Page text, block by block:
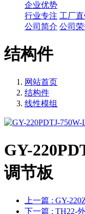
企业优势
行业专注 工厂
公司简介 公司
结构件
网站首页
结构件
线性模组
GY-
调节板
上一篇 : GY-
下一篇 : TH22-